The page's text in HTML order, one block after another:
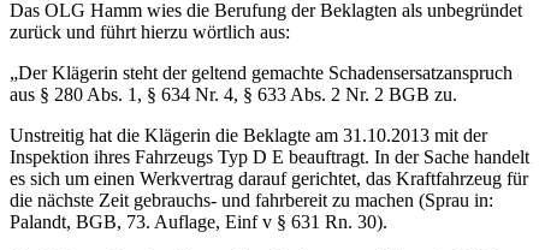
Das OLG Hamm wies die Berufung der Beklagten als unbegründet
zurück und führt hierzu wörtlich aus:
„Der Klägerin steht der geltend gemachte Schadensersatzanspruch
aus § 280 Abs. 1, § 634 Nr. 4, § 633 Abs. 2 Nr. 2 BGB zu.
Unstreitig hat die Klägerin die Beklagte am 31.10.2013 mit der
Inspektion ihres Fahrzeugs Typ D E beauftragt. In der Sache handelt
es sich um einen Werkvertrag darauf gerichtet, das Kraftfahrzeug für
die nächste Zeit gebrauchs- und fahrbereit zu machen (Sprau in:
Palandt, BGB, 73. Auflage, Einf v § 631 Rn. 30).